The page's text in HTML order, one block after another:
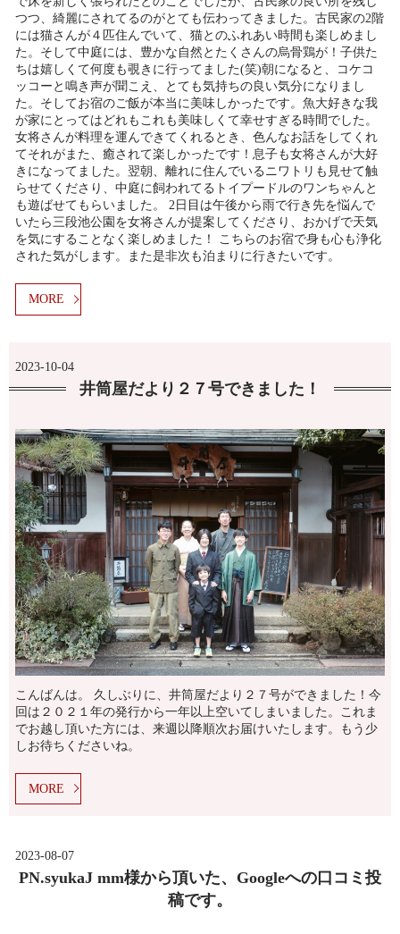
つつ、綺麗にされてるのがとても伝わってきました。古民家の2階
には猫さんが４匹住んでいて、猫とのふれあい時間も楽しめまし
た。そして中庭には、豊かな自然とたくさんの烏骨鶏が！子供た
ちは嬉しくて何度も覗きに行ってました(笑)朝になると、コケコ
ッコーと鳴き声が聞こえ、とても気持ちの良い気分になりまし
た。そしてお宿のご飯が本当に美味しかったです。魚大好きな我
が家にとってはどれもこれも美味しくて幸せすぎる時間でした。
女将さんが料理を運んできてくれるとき、色んなお話をしてくれ
てそれがまた、癒されて楽しかったです！息子も女将さんが大好
きになってました。翌朝、離れに住んでいるニワトリも見せて触
らせてくださり、中庭に飼われてるトイプードルのワンちゃんと
も遊ばせてもらいました。 2日目は午後から雨で行き先を悩んで
いたら三段池公園を女将さんが提案してくださり、おかげで天気
を気にすることなく楽しめました！ こちらのお宿で身も心も浄化
された気がします。また是非次も泊まりに行きたいです。
MORE
2023-10-04
井筒屋だより２７号できました！
こんばんは。 久しぶりに、井筒屋だより２７号ができました！今
回は２０２１年の発行から一年以上空いてしまいました。これま
でお越し頂いた方には、来週以降順次お届けいたします。もう少
しお待ちくださいね。
MORE
2023-08-07
PN.syukaJ mm様から頂いた、Googleへの口コミ投
稿です。